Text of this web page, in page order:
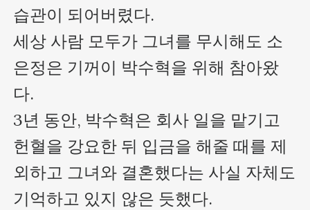
습관이 되어버렸다.
세상 사람 모두가 그녀를 무시해도 소
은정은 기꺼이 박수혁을 위해 참아왔
다.
3년 동안, 박수혁은 회사 일을 맡기고
헌혈을 강요한 뒤 입금을 해줄 때를 제
외하고 그녀와 결혼했다는 사실 자체도
기억하고 있지 않은 듯했다.